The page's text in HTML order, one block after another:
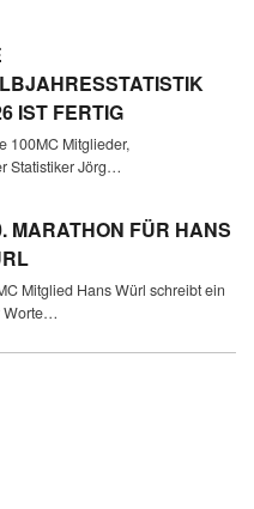
IST FERTIG
100MC Mitglieder,
Statistiker Jörg…
MARATHON FÜR HANS
Mitglied Hans Würl schreibt ein
Worte…